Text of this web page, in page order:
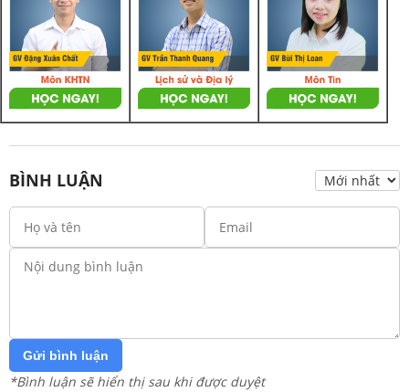
BÌNH LUẬN
Gửi bình luận
*Bình luận sẽ hiển thị sau khi được duyệt